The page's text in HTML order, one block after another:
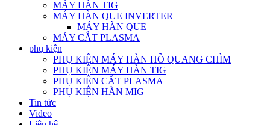
MÁY HÀN TIG
MÁY HÀN QUE INVERTER
MÁY HÀN QUE
MÁY CẮT PLASMA
phụ kiện
PHỤ KIỆN MÁY HÀN HỒ QUANG CHÌM
PHỤ KIỆN MÁY HÀN TIG
PHỤ KIỆN CẮT PLASMA
PHỤ KIỆN HÀN MIG
Tin tức
Video